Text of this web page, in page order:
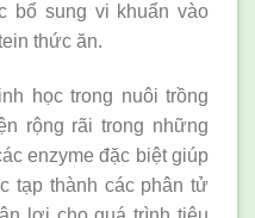
bổ sung vi khuẩn vào
thức ăn.
học trong nuôi trồng
rộng rãi trong những
enzyme đặc biệt giúp
tạp thành các phân tử